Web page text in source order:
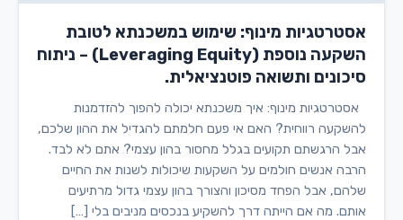
אסטרטגיות מינוף: שימוש במשכנתא לטובת
השקעה נוספת (Leveraging Equity) – ניתוח
סיכונים ותשואה פוטנציאלית.
אסטרטגיות מינוף: איך משכנתא יכולה להפוך להזדמנות
להשקעה רווחית? האם אי פעם חלמתם להגדיל את ההון שלכם,
אבל הרגשתם תקועים בגלל מחסור בהון עצמי? אתם לא לבד.
הרבה אנשים חולמים על השקעות שיכולות לשנות את החיים
שלהם, אבל הפחד מסיכון והצורך בהון עצמי גדול מרתיעים
אותם. מה אם הייתה דרך להשקיע בנכסים מניבים בלי […]